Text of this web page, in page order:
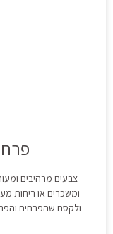
צבעים מרהיבים
ומשכרים או ריחות
ולקסם שהפרחים